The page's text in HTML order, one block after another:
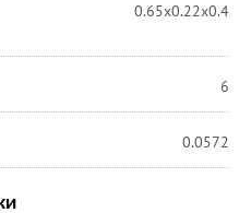
0.65x0.22x0.4
6
0.0572